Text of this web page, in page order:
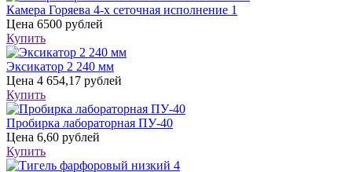
Камера Горяева 4-х сеточная исполнение 1
Цена 6500 рублей
Купить
Эксикатор 2 240 мм
Цена 4 654,17 рублей
Купить
Пробирка лабораторная ПУ-40
Цена 6,60 рублей
Купить